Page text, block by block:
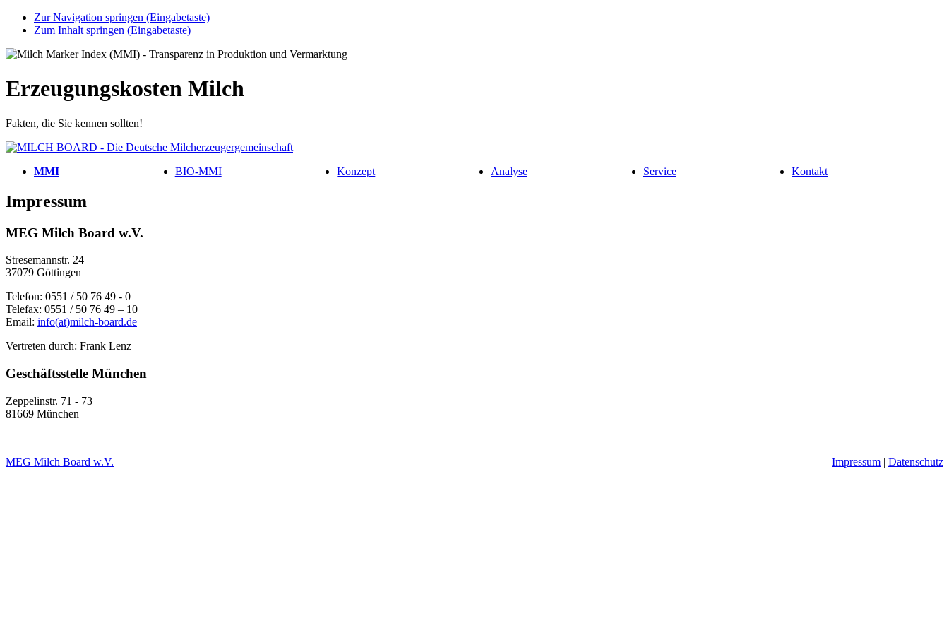
Zur Navigation springen (Eingabetaste)
Zum Inhalt springen (Eingabetaste)
Erzeugungskosten Milch
Fakten, die Sie kennen sollten!
MMI BIO-MMI Konzept Analyse Service Kontakt
Impressum
MEG Milch Board w.V.
Stresemannstr. 24
37079 Göttingen
Telefon: 0551 / 50 76 49 - 0
Telefax: 0551 / 50 76 49 – 10
Email: info(at)milch-board.de
Vertreten durch: Frank Lenz
Geschäftsstelle München
Zeppelinstr. 71 - 73
81669 München
MEG Milch Board w.V. Impressum | Datenschutz